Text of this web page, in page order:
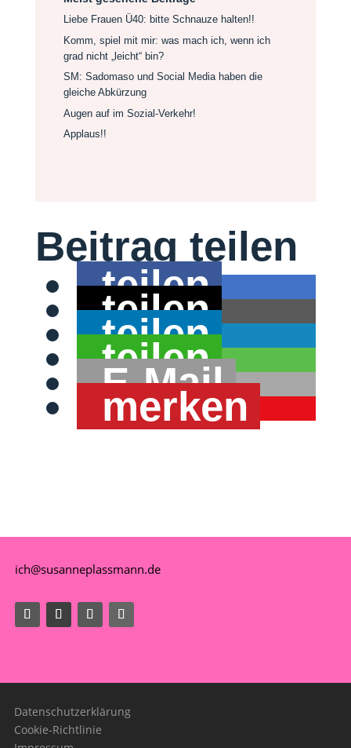
Liebe Frauen Ü40: bitte Schnauze halten!!
Komm, spiel mit mir: was mach ich, wenn ich
grad nicht „leicht“ bin?
SM: Sadomaso und Social Media haben die
gleiche Abkürzung
Augen auf im Sozial-Verkehr!
Applaus!!
Beitrag teilen
teilen
teilen
teilen
teilen
E-Mail
merken
ich@susanneplassmann.de
Datenschutzerklärung
Cookie-Richtlinie